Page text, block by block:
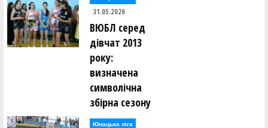
31.05.2026
ВЮБЛ серед
дівчат 2013
року:
визначена
символічна
збірна сезону
Юнацька ліга